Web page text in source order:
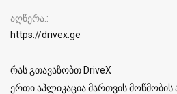
აღწერა.
https://drivex.ge
რას გთავაზობთ DriveX
ერთი აპლიკაცია მართვის